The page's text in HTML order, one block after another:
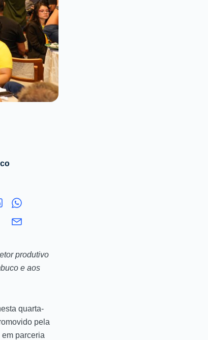
produtivo
e aos
quarta-
pela
parceria